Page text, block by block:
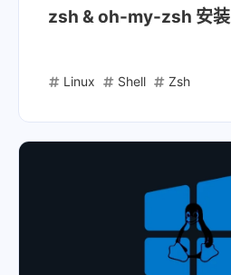
zsh & oh-my-zsh 安装
Linux Shell Zsh